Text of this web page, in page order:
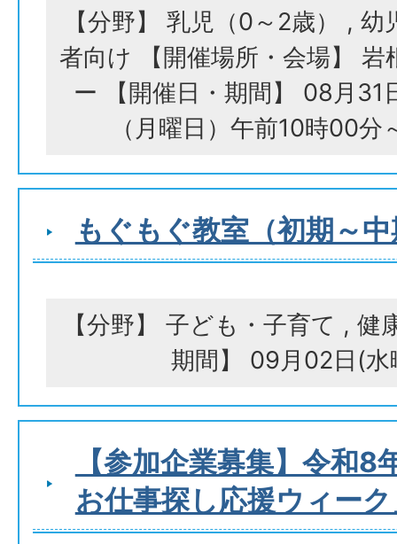
【分野】 乳児（0～2歳） ,
者向け 【開催場所・会場】
ー 【開催日・期間】 08月31
（月曜日）午前10時00分
もぐもぐ教室（初期～
【分野】 子ども・子育て , 健
期間】 09月02日(水
【参加企業募集】令和8
お仕事探し応援ウィー